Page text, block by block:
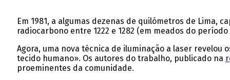
Em 1981, a algumas dezenas de quilómetros de Lima,
radiocarbono entre 1222 e 1282 (em meados do
Agora, uma nova técnica de iluminação a laser
tecido humano». Os autores do trabalho, publicado na
proeminentes da comunidade.